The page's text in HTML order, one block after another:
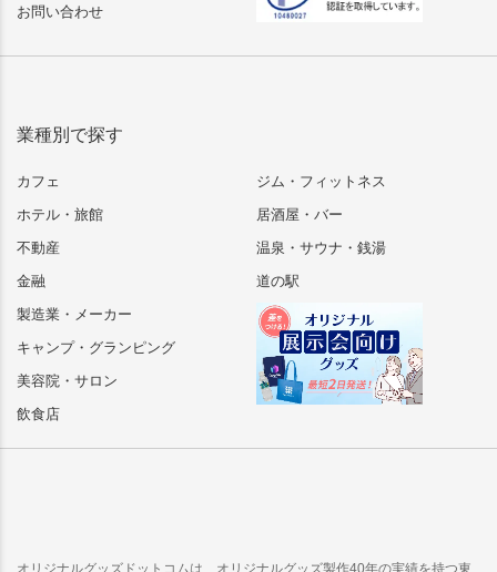
お問い合わせ
業種別で探す
カフェ
ホテル・旅館
不動産
金融
製造業・メーカー
キャンプ・グランピング
美容院・サロン
飲食店
ジム・フィットネス
居酒屋・バー
温泉・サウナ・銭湯
道の駅
オリジナルグッズドットコムは、オリジナルグッズ製作40年の実績を持つ東